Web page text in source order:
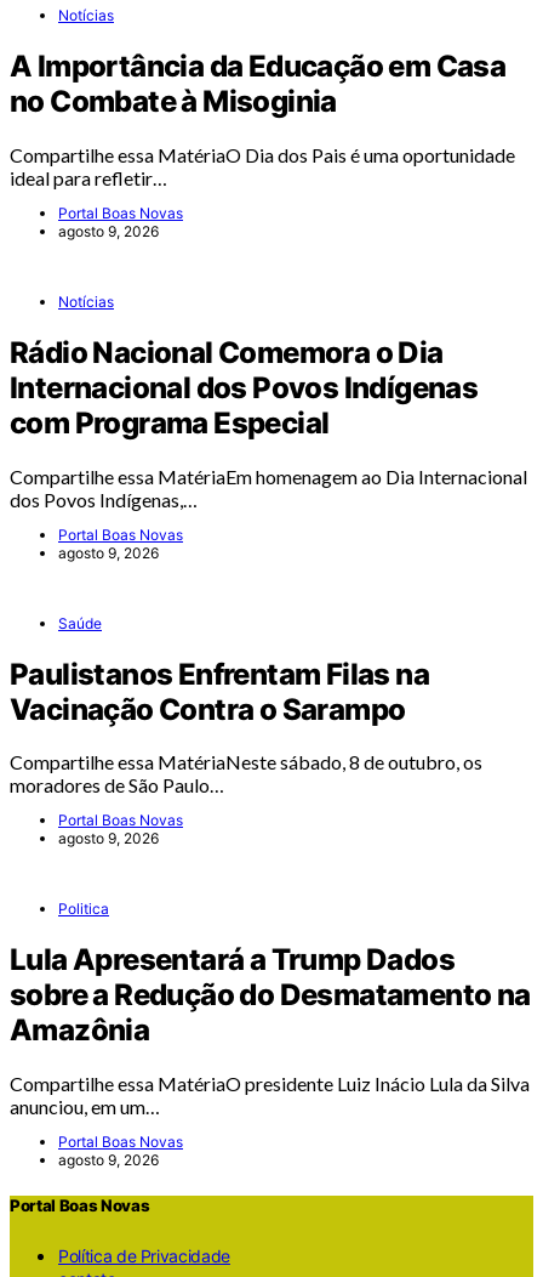
Notícias
A Importância da Educação em Casa
no Combate à Misoginia
Compartilhe essa MatériaO Dia dos Pais é uma oportunidade
ideal para refletir…
Portal Boas Novas
agosto 9, 2026
Notícias
Rádio Nacional Comemora o Dia
Internacional dos Povos Indígenas
com Programa Especial
Compartilhe essa MatériaEm homenagem ao Dia Internacional
dos Povos Indígenas,…
Portal Boas Novas
agosto 9, 2026
Saúde
Paulistanos Enfrentam Filas na
Vacinação Contra o Sarampo
Compartilhe essa MatériaNeste sábado, 8 de outubro, os
moradores de São Paulo…
Portal Boas Novas
agosto 9, 2026
Politica
Lula Apresentará a Trump Dados
sobre a Redução do Desmatamento na
Amazônia
Compartilhe essa MatériaO presidente Luiz Inácio Lula da Silva
anunciou, em um…
Portal Boas Novas
agosto 9, 2026
Portal Boas Novas
Política de Privacidade